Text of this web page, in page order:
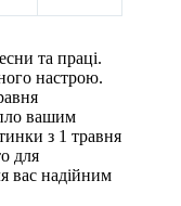
та праці.
настрою.
вашим
з 1 травня
для
вас надійним